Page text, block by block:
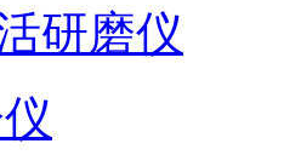
研磨仪